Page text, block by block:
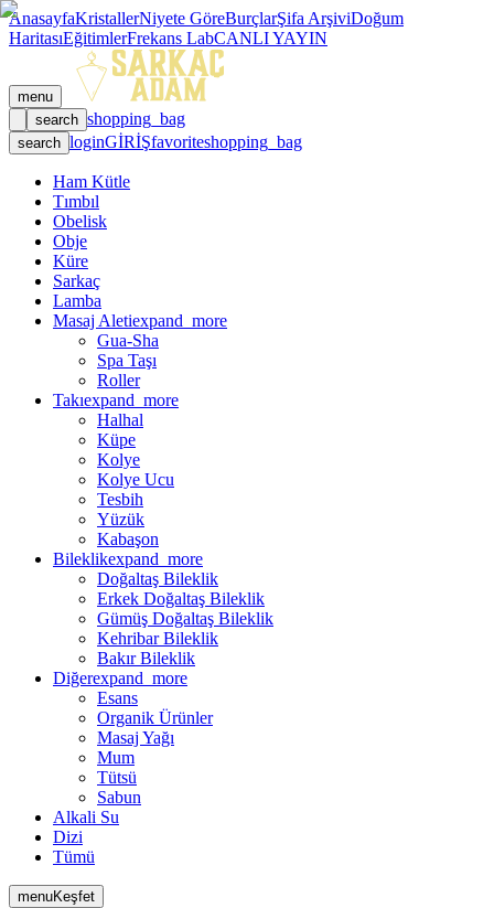
AnasayfaKristallerNiyete GöreBurçlarŞifa ArşiviDoğum
HaritasıEğitimlerFrekans LabCANLI YAYIN
menu
search shopping_bag
search loginGİRİŞfavoriteshopping_bag
Ham Kütle
Tımbıl
Obelisk
Obje
Küre
Sarkaç
Lamba
Masaj Aletiexpand_more
Gua-Sha
Spa Taşı
Roller
Takıexpand_more
Halhal
Küpe
Kolye
Kolye Ucu
Tesbih
Yüzük
Kabaşon
Bileklikexpand_more
Doğaltaş Bileklik
Erkek Doğaltaş Bileklik
Gümüş Doğaltaş Bileklik
Kehribar Bileklik
Bakır Bileklik
Diğerexpand_more
Esans
Organik Ürünler
Masaj Yağı
Mum
Tütsü
Sabun
Alkali Su
Dizi
Tümü
menuKeşfet